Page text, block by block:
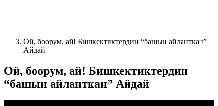
Ой, боорум, ай! Бишкектиктердин “башын айланткан”
Айдай
Ой, боорум, ай! Бишкектиктердин
“башын айланткан” Айдай